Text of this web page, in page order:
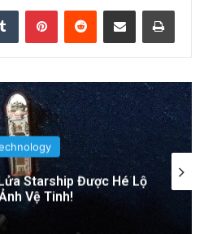
Lộ Từ Blue Origin
ago
Đình Đức: Di sản và Hành trình
của Nhà Khoa học Xuất sắc
Tumblr PinterestReddit Share via Email Print
bị va chạm với Mặt
vũ trụ sắp xảy ra!